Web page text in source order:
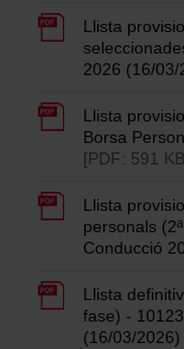
Llista
2026 (16/03/
Llista
Borsa
[PDF: 591
Llista
personals
Conducció
Llista
fase) -
(16/03/2026)